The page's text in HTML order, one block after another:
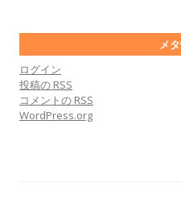
メ
ログイン
投稿の RSS
コメントの RSS
WordPress.org